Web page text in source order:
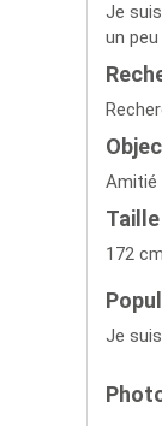
Je
un
Amitié
172
Je